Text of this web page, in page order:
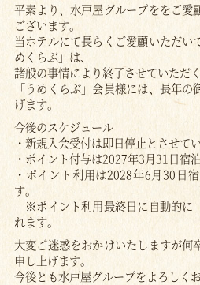
平素より、水戸屋グループををご愛
ございます。
当ホテルにて長らくご愛顧いただい
めくらぶ」は、
諸般の事情により終了させていただ
「うめくらぶ」会員様には、長年
げます。
今後のスケジュール
・新規入会受付は即日停止とさせて
・ポイント付与は2027年3月31日宿
・ポイント利用は2028年6月30日
す。
※ポイント利用最終日に自動的に
れます。
大変ご迷惑をおかけいたしますが何
申し上げます。
今後とも水戸屋グループをよろしく